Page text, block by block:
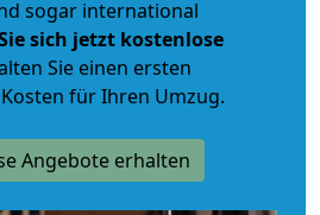
sogar international
sich jetzt kostenlose
Sie einen ersten
für Ihren Umzug.
Angebote erhalten